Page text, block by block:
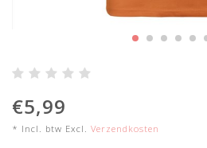
€5,99
* Incl. btw Excl. Verzendkosten